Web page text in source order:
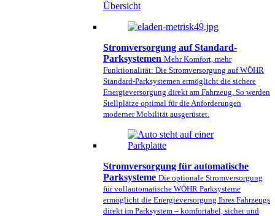
Übersicht
Stromversorgung auf Standard-
Parksystemen Mehr Komfort, mehr
Funktionalität: Die Stromversorgung auf WÖHR
Standard-Parksystemen ermöglicht die sichere
Energieversorgung direkt am Fahrzeug. So werden
Stellplätze optimal für die Anforderungen
moderner Mobilität ausgerüstet.
Stromversorgung für automatische
Parksysteme Die optionale Stromversorgung
für vollautomatische WÖHR Parksysteme
ermöglicht die Energieversorgung Ihres Fahrzeugs
direkt im Parksystem – komfortabel, sicher und